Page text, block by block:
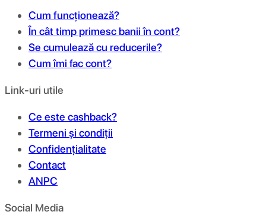
Cum funcționează?
În cât timp primesc banii în cont?
Se cumulează cu reducerile?
Cum îmi fac cont?
Link-uri utile
Ce este cashback?
Termeni și condiții
Confidențialitate
Contact
ANPC
Social Media